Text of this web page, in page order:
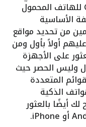
يكون عبارة عن نظام تتبع موقع GPS للهاتف المحمول
الأساسية
من تحديد مواقع
أولاً بأول ومن
على الأجهزة
وليس الحصر حيث
المتعددة
الذكية
أيضًا بالعثور